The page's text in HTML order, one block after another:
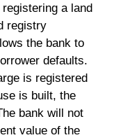
a land
registry
the bank to
defaults.
is registered
is built, the
bank will not
value of the